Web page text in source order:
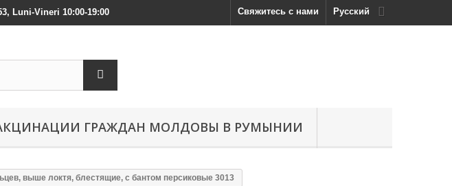
Русский
Свяжитесь с нами
Luni-Vineri 10:00-19:00
ГРАЖДАН МОЛДОВЫ В РУМЫНИИ
выше локтя, блестящие, с бантом персиковые 3013